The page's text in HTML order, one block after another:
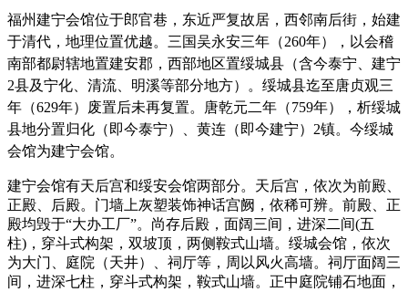
福州建宁会馆位于郎官巷， 东近严复故居， 西邻南后街， 始建
于清代 ，地理位置优越。三国吴永安三年（260年），以会稽
南部都尉辖地置建安郡，西部地区置绥城县（含今泰宁、建宁
2县及宁化、清流、明溪等部分地方）。绥城县迄至唐贞观三
年（629年）废置后未再复置。唐乾元二年（759年），析绥城
县地分置归化（即今泰宁）、黄连（即今建宁）2镇。今绥城
会馆为建宁会馆。
建宁会馆有天后宫和绥安会馆两部分。天后宫，依次为前殿、
正殿、后殿。门墙上灰塑装饰神话宫阙，依稀可辨。前殿、正
殿均毁于“大办工厂”。尚存后殿，面阔三间，进深二间(五
柱)，穿斗式构架，双坡顶，两侧鞍式山墙。绥城会馆，依次
为大门、庭院（天井）、祠厅等，周以风火高墙。祠厅面阔三
间，进深七柱，穿斗式构架，鞍式山墙。正中庭院铺石地面，